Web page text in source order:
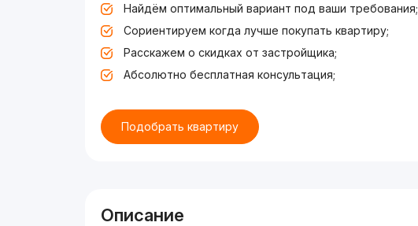
Найдём оптимальный вариант под ваши требования;
Сориентируем когда лучше покупать квартиру;
Расскажем о скидках от застройщика;
Абсолютно бесплатная консультация;
Подобрать квартиру
Описание